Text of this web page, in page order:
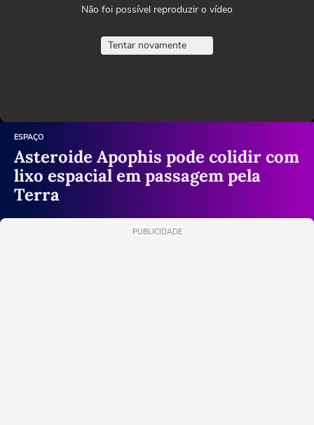
Não foi possível reproduzir o vídeo
Tentar novamente
ESPAÇO
Asteroide Apophis pode colidir com
lixo espacial em passagem pela
Terra
PUBLICIDADE